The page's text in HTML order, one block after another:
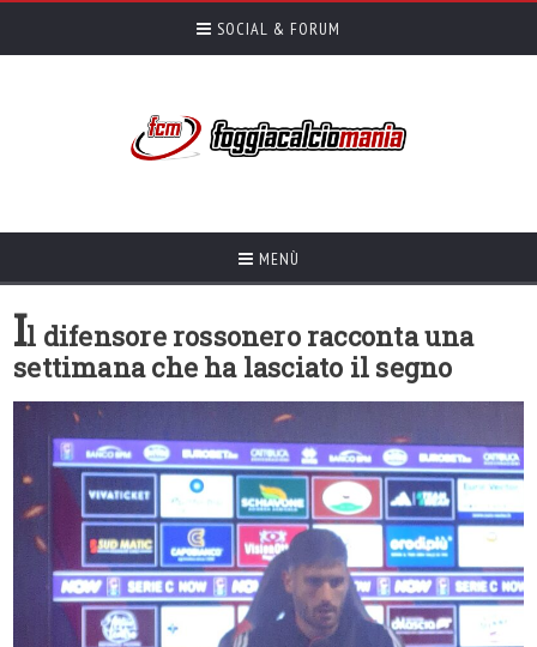
SOCIAL & FORUM
MENÙ
Il difensore rossonero racconta una
settimana che ha lasciato il segno